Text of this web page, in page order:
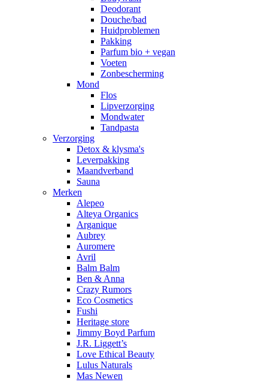
Deodorant
Douche/bad
Huidproblemen
Pakking
Parfum bio + vegan
Voeten
Zonbescherming
Mond
Flos
Lipverzorging
Mondwater
Tandpasta
Verzorging
Detox & klysma's
Leverpakking
Maandverband
Sauna
Merken
Alepeo
Alteya Organics
Arganique
Aubrey
Auromere
Avril
Balm Balm
Ben & Anna
Crazy Rumors
Eco Cosmetics
Fushi
Heritage store
Jimmy Boyd Parfum
J.R. Liggett’s
Love Ethical Beauty
Lulus Naturals
Mas Newen